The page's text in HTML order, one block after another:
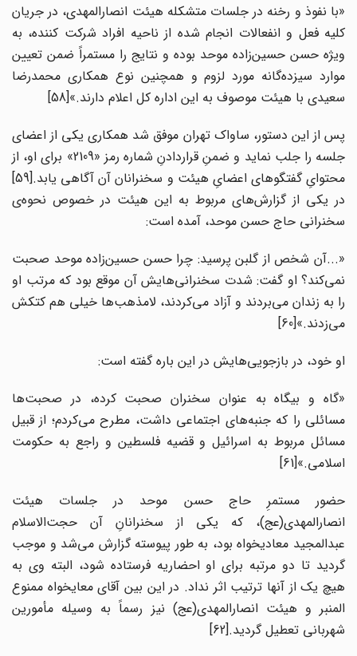
«با نفوذ و رخنه در جلسات متشکله هیئت انصارالمهدی، در جریان
کلیه فعل و انفعالات انجام شده از ناحیه افراد شرکت کننده، به‌
ویژه حسن حسین‌زاده موحد بوده و نتایج را مستمراً ضمن تعیین
موارد سیزده‌گانه مورد لزوم و همچنین نوع همکاری محمدرضا
سعیدی با هیئت موصوف به این اداره کل اعلام دارند.»[58]
پس از این دستور، ساواک تهران موفق شد همکاری یکی از اعضای
جلسه را جلب نماید و ضمنِ قراردادنِ شماره رمز «2109» برای او، از
محتوایِ گفتگوهای اعضایِ هیئت و سخنرانان آن آگاهی یابد.[59]
در یکی از گزارش‌های مربوط به این هیئت در خصوص نحوه‌ی
سخنرانی حاج حسن موحد، آمده است:
«...آن شخص از گلبن پرسید: چرا حسن حسین‌زاده موحد صحبت
نمی‌کند؟ او گفت: شدت سخنرانی‌هایش آن موقع بود که مرتب او
را به زندان می‌بردند و آزاد می‌کردند، لامذهب‌ها خیلی هم کتکش
می‌زدند.»[60]
او خود، در بازجویی‌هایش در این باره گفته است:
«گاه ‌و بیگاه به عنوان سخنران صحبت کرده، در صحبت‌ها
مسائلی را که جنبه‌های اجتماعی داشت، مطرح می‌کردم؛ از قبیل
مسائل مربوط به اسرائیل و قضیه فلسطین و راجع به حکومت
اسلامی.»[61]
حضور مستمرِ حاج حسن موحد در جلسات هیئت
انصارالمهدی(عج)، که یکی از سخنرانانِ آن حجت‌الاسلام
عبدالمجید معادیخواه بود، به طور پیوسته گزارش می‌شد و موجب
گردید تا دو مرتبه برای او احضاریه فرستاده شود، البته وی به
هیچ یک از آنها ترتیب اثر نداد. در این بین آقای معایخواه ممنوع
المنبر و هیئت انصارالمهدی(عج) نیز رسماً به وسیله مأمورین
شهربانی تعطیل گردید.[62]